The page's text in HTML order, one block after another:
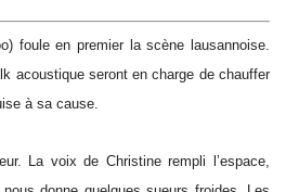
foule en premier la scène lausannoise.
acoustique seront en charge de chauffer
à sa cause.
La voix de Christine rempli l’espace,